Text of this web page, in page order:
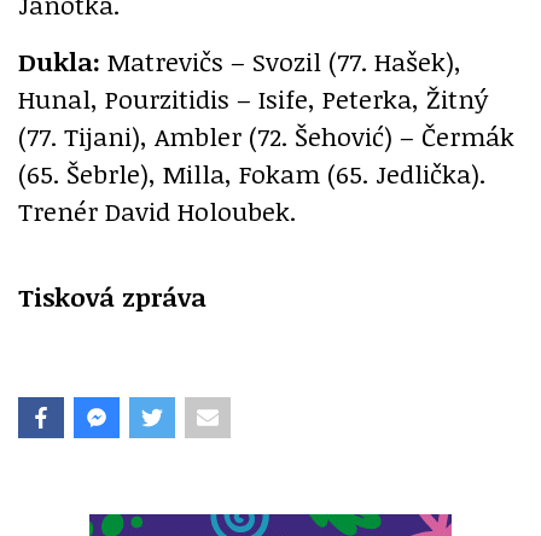
Dukla: Matrevičs – Svozil (77. Hašek),
Hunal, Pourzitidis – Isife, Peterka, Žitný
(77. Tijani), Ambler (72. Šehović) – Čermák
(65. Šebrle), Milla, Fokam (65. Jedlička).
Trenér David Holoubek.
Tisková zpráva